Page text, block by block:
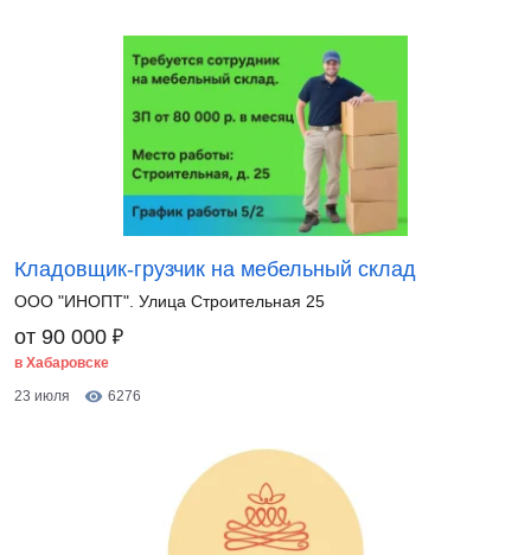
Кладовщик-грузчик на мебельный склад
ООО "ИНОПТ". Улица Строительная 25
от 90 000 ₽
в Хабаровске
23 июля
6276